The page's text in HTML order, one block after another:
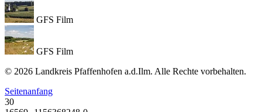
GFS Film
GFS Film
© 2026 Landkreis Pfaffenhofen a.d.Ilm. Alle Rechte vorbehalten.
Seitenanfang
30